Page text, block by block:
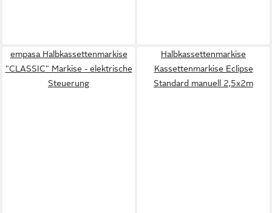
empasa Halbkassettenmarkise
"CLASSIC" Markise - elektrische
Steuerung
Halbkassettenmarkise
Kassettenmarkise Eclipse
Standard manuell 2,5x2m